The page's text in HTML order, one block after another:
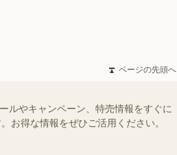
ページの先頭へ
ルやキャンペーン、特売情報をすぐに
お得な情報をぜひご活用ください。